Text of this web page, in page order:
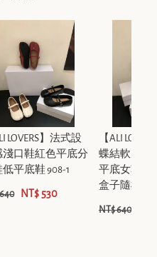
LOVERS】法式設
淺口鞋紅色平底分
平底鞋 908-1
NT$ 530
【ALI
蝶結軟底淺
平底女鞋低
盒子隨機)
NT$ 640